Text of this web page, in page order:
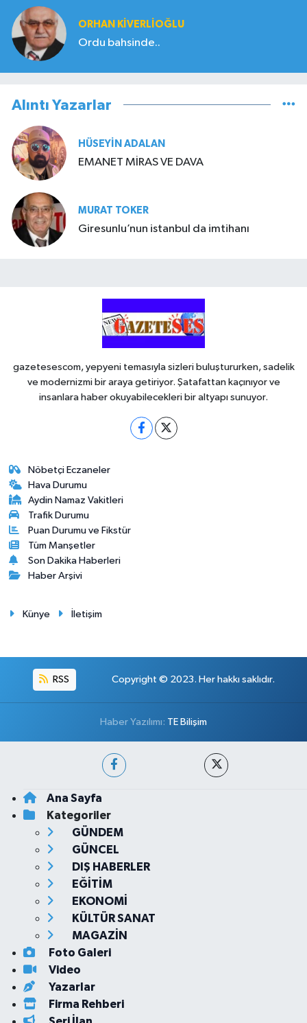
ORHAN KIVERLIOĞLU
Ordu bahsinde..
Alıntı Yazarlar
HÜSEYIN ADALAN
EMANET MİRAS VE DAVA
MURAT TOKER
Giresunlu’nun istanbul da imtihanı
gazetesescom, yepyeni temasıyla sizleri buluştururken, sadelik
ve modernizmi bir araya getiriyor. Şatafattan kaçınıyor ve
insanlara haber okuyabilecekleri bir altyapı sunuyor.
Nöbetçi Eczaneler
Hava Durumu
Aydin Namaz Vakitleri
Trafik Durumu
Puan Durumu ve Fikstür
Tüm Manşetler
Son Dakika Haberleri
Haber Arşivi
Künye İletişim
RSS Copyright © 2023. Her hakkı saklıdır.
Haber Yazılımı: TE Bilişim
Ana Sayfa
Kategoriler
GÜNDEM
GÜNCEL
DIŞ HABERLER
EĞİTİM
EKONOMİ
KÜLTÜR SANAT
MAGAZİN
Foto Galeri
Video
Yazarlar
Firma Rehberi